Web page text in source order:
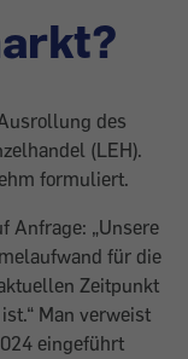
des
(LEH).
for­muliert.
Anfrage: „Unsere
für die
Zeitpunkt
Man verweist
ein­geführt